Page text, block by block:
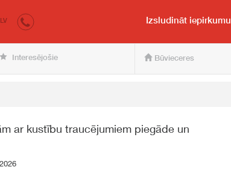
pircējam un pārdevējam
LV Izsludināt iepirkumu
Interesējošie Būvieceres
ar kustību traucējumiem piegāde un